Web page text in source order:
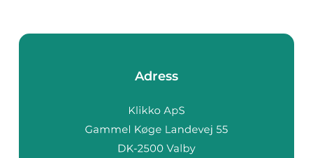
Adress